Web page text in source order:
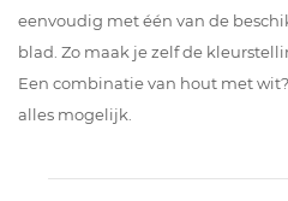
eenvoudig met één van de
blad. Zo maak je zelf de
Een combinatie van hout met
alles mogelijk.